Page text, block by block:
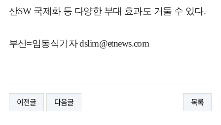
산SW 국제화 등 다양한 부대 효과도 거둘 수 있다.
부산=임동식기자 dslim@etnews.com
이전글 다음글 목록